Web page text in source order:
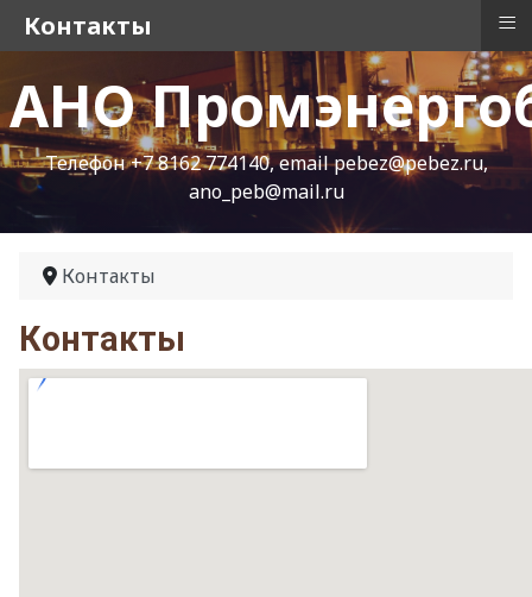
АНО
Телефон +7 8162 774140, email pebez@pebez.ru,
ano_peb@mail.ru
Контакты
Контакты
Контакты ≡